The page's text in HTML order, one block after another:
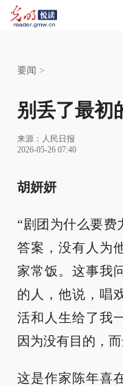
要闻 >
别丢了最初
来源： 人民日报
2026-05-26 07:40
胡妍妍
“剧团为什么要费
答案，没有人为
家常饭。这事我
的人，他说，唱
活和人生给了我
因为没有目的，
这是作家陈年喜